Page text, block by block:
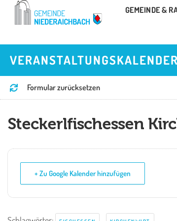
Zum
GEMEINDE &
VERANSTALTUNGSKALENDER
Formular zurücksetzen
Steckerlfischessen
+ Zu Google Kalender hinzufügen